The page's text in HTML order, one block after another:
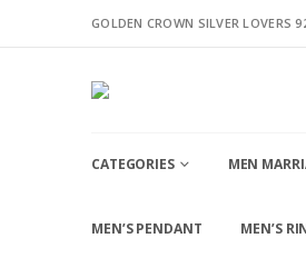
GOLDEN CROWN SILVER LOVERS
CATEGORIES MEN
MEN’S PENDANT MEN’S